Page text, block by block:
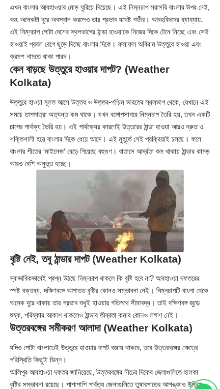
এখন বাংলার আবহাওয়ার মোড় ঘুরিয়ে দিয়েছে। এই নিম্নচাপ সরাসরি বাংলার উপর নেই,
বরং অনেকটা দূরে অবস্থান করলেও তার প্রভাব যথেষ্ট গভীর। আবহবিদদের ব্যাখ্যায়,
এই নিম্নচাপ গোটা দেশের স্থলভাগের ঠান্ডা হাওয়াকে নিজের দিকে টেনে নিচ্ছে এবং সেই
হাওয়াই প্রবল বেগে ছুড়ে দিচ্ছে বাংলার দিকে। ফলাফল অবিরাম উত্তুরে হাওয়া এবং
ক্রমশ নামতে থাকা পারদ।
কেন বাড়ছে উত্তুরে হাওয়ার দাপট? (Weather
Kolkata)
উত্তুরে হাওয়া মূলত আসে উত্তর ও উত্তর-পশ্চিম ভারতের স্থলভাগ থেকে, যেখানে এই
সময়ে তাপমাত্রা অত্যন্ত কম থাকে। যখন বঙ্গোপসাগরে নিম্নচাপ তৈরি হয়, তখন একটি
চাপের পার্থক্য তৈরি হয়। এই পার্থক্যের কারণেই উত্তরের ঠান্ডা হাওয়া আরও দ্রুত ও
শক্তিশালী হয়ে বাংলার দিকে ধেয়ে আসে। এই মুহূর্তে সেই প্রক্রিয়াই চলছে। ফলে
বাংলার শীতের ‘মাইলেজ’ বেড়ে গিয়েছে বহুগুণ। বাতাসে আর্দ্রতা কম থাকায় ঠান্ডার কামড়
আরও বেশি অনুভূত হচ্ছে।
বৃষ্টি নেই, তবু ঠান্ডার দাপট (Weather Kolkata)
স্বাভাবিকভাবেই প্রশ্ন উঠছে নিম্নচাপ থাকলে কি বৃষ্টি হবে না? আবহাওয়া দফতরের
স্পষ্ট বক্তব্য, দক্ষিণবঙ্গে আপাতত বৃষ্টির কোনও সম্ভাবনা নেই। নিম্নচাপটি বাংলা থেকে
অনেক দূরে থাকায় তার প্রভাব শুধুই হাওয়ার গতিপথে সীমাবদ্ধ। তাই দক্ষিণবঙ্গ জুড়ে
শুষ্ক, পরিষ্কার আকাশ থাকলেও ঠান্ডার তীব্রতা কমার কোনও লক্ষণ নেই।
উত্তরবঙ্গের সমীকরণ আলাদা (Weather Kolkata)
যদিও গোটা বাংলাতেই উত্তুরে হাওয়ার দাপট বজায় থাকবে, তবে উত্তরবঙ্গের ক্ষেত্রে
পরিস্থিতি কিছুটা ভিন্ন।
আলিপুর আবহাওয়া দফতর জানিয়েছে, উত্তরবঙ্গের নীচের দিকের জেলাগুলিতে হালকা
বৃষ্টির সম্ভাবনা রয়েছে। পাশাপাশি পার্বত্য জেলাগুলিতে তুষারপাতের আশঙ্কাও উড়িয়ে